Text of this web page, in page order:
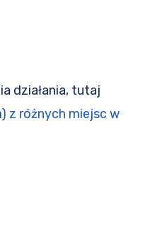
działania, tutaj
z różnych miejsc w